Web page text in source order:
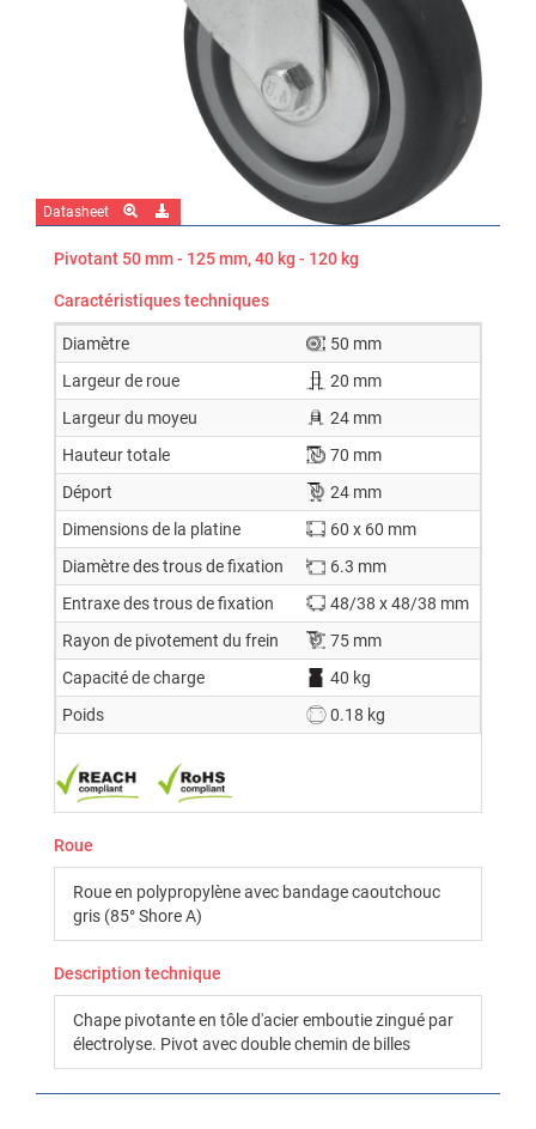
Datasheet
Pivotant 50 mm - 125 mm, 40 kg - 120 kg
Caractéristiques techniques
Diamètre
50 mm
Largeur de roue
20 mm
Largeur du moyeu
24 mm
Hauteur totale
70 mm
Déport
24 mm
Dimensions de la platine
60 x 60 mm
Diamètre des trous de fixation
6.3 mm
Entraxe des trous de fixation
48/38 x 48/38 mm
Rayon de pivotement du frein
75 mm
Capacité de charge
40 kg
Poids
0.18 kg
Roue
Roue en polypropylène avec bandage caoutchouc
gris (85° Shore A)
Description technique
Chape pivotante en tôle d'acier emboutie zingué par
électrolyse. Pivot avec double chemin de billes